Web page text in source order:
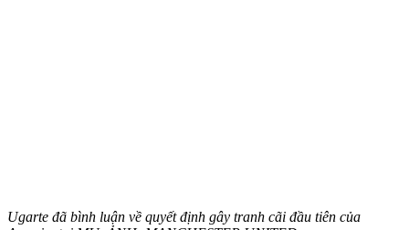
Ugarte đã bình luận về quyết định gây tranh cãi đầu tiên của